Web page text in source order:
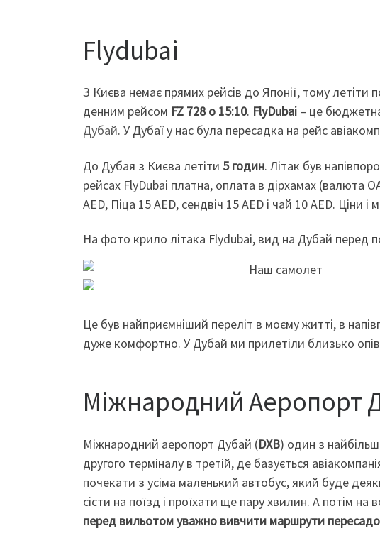
Flydubai
З Києва немає прямих рейсів до Японії, тому
денним рейсом FZ 728 о 15:10. FlyDubai – це
Дубай. У Дубаї у нас була пересадка на рейс
До Дубая з Києва летіти 5 годин. Літак був
рейсах FlyDubai платна, оплата в дірхамах (валюта
AED, Піца 15 AED, сендвіч 15 AED і чай 10 AED. Ціни
На фото крило літака Flydubai, вид на Дубай перед
Це був найприємніший переліт в моєму житті, в
дуже комфортно. У Дубай ми прилетіли близько
Міжнародний Аеропорт
Міжнародний аеропорт Дубай (DXB) один з
другого терміналу в третій, де базується
почекати з усіма маленький автобус, який буде
сісти на поїзд і проїхати ще пару хвилин. А потім
перед вильотом уважно вивчити маршрути